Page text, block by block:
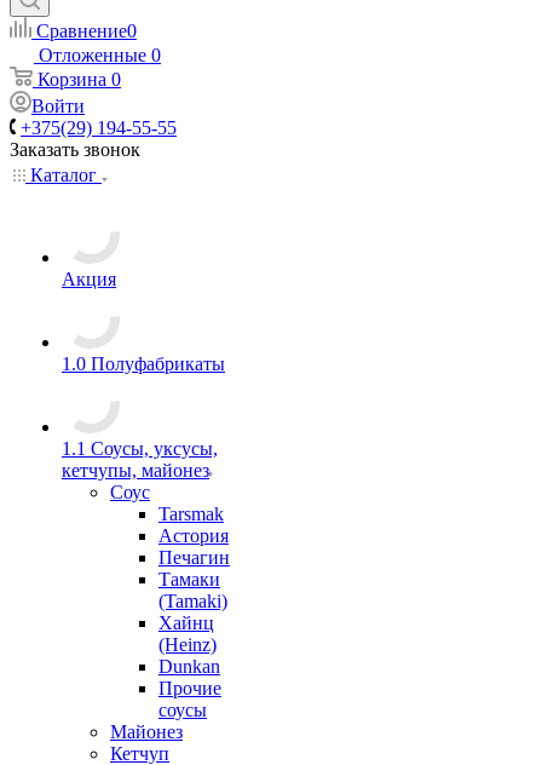
Сравнение0
Отложенные 0
Корзина 0
Войти
+375(29) 194-55-55
Заказать звонок
Каталог
Акция
1.0 Полуфабрикаты
1.1 Соусы, уксусы,
кетчупы, майонез
Соус
Tarsmak
Астория
Печагин
Тамаки
(Tamaki)
Хайнц
(Heinz)
Dunkan
Прочие
соусы
Майонез
Кетчуп